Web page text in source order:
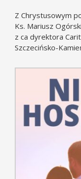
Z Chrystusowym
Ks. Mariusz Ogórski
z ca dyrektora
Szczecińsko-